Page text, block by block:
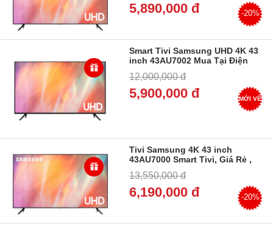
5,890,000 đ -20%
Smart Tivi Samsung UHD 4K 43
inch 43AU7002 Mua Tại Điện
12,000,000 đ
5,900,000 đ MỚI VỀ
Tivi Samsung 4K 43 inch
43AU7000 Smart Tivi, Giá Rẻ ,
13,550,000 đ
6,190,000 đ -20%